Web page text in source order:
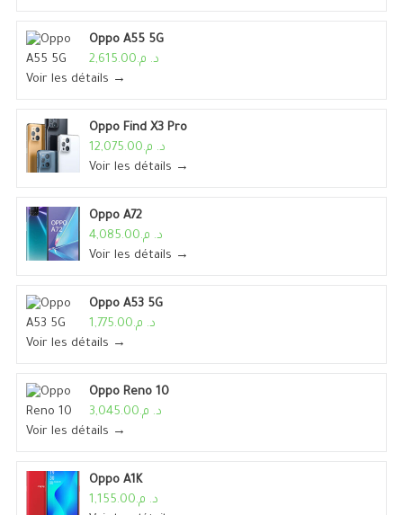
Oppo A55 5G
د. م.2,615.00
Voir les détails →
Oppo Find X3 Pro
د. م.12,075.00
Voir les détails →
Oppo A72
د. م.4,085.00
Voir les détails →
Oppo A53 5G
د. م.1,775.00
Voir les détails →
Oppo Reno 10
د. م.3,045.00
Voir les détails →
Oppo A1K
د. م.1,155.00